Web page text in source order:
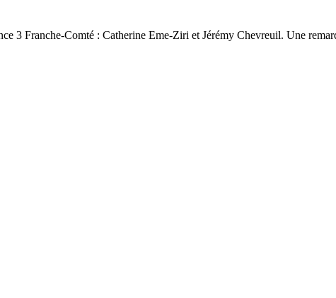
3 Franche-Comté : Catherine Eme-Ziri et Jérémy Chevreuil. Une